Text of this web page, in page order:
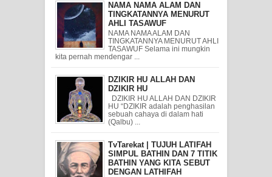
NAMA NAMA ALAM DAN
TINGKATANNYA MENURUT
AHLI TASAWUF
NAMA NAMA ALAM DAN
TINGKATANNYA MENURUT AHLI
TASAWUF Selama ini mungkin
kita pernah mendengar ...
DZIKIR HU ALLAH DAN
DZIKIR HU
DZIKIR HU ALLAH DAN DZIKIR
HU “DZIKIR adalah penghasilan
sebuah cahaya di dalam hati
(Qalbu) ...
TvTarekat | TUJUH LATIFAH
SIMPUL BATHIN DAN 7 TITIK
BATHIN YANG KITA SEBUT
DENGAN LATHIFAH